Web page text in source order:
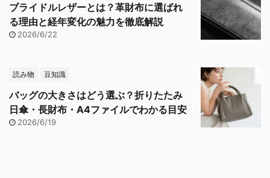
ブライドルレザーとは？革財布に選ばれ
る理由と経年変化の魅力を徹底解説
2026/6/22
読み物 豆知識
バッグの大きさはどう選ぶ？折りたたみ
日傘・長財布・A4ファイルでわかる目安
2026/6/19